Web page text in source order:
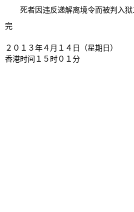
死者因违反递解离境令而被判入狱
完
２０１３年４月１４日（星期日）
香港时间１５时０１分